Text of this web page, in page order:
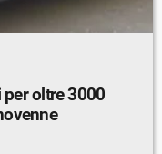
oltre 3000